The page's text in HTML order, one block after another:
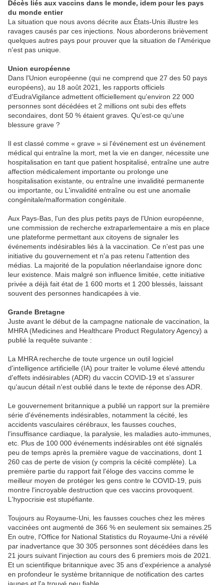
Décès liés aux vaccins dans le monde, idem pour les pays
du monde entier
La situation que nous avons décrite aux États-Unis illustre les
ravages causés par ces injections. Nous aborderons brièvement
quelques autres pays pour prouver que la situation de l'Amérique
n'est pas unique.
Union européenne
Dans l'Union européenne (qui ne comprend que 27 des 50 pays
européens), au 18 août 2021, les rapports officiels
d'EudraVigilance admettent officiellement qu'environ 22 000
personnes sont décédées et 2 millions ont subi des effets
secondaires, dont 50 % étaient graves. Qu'est-ce qu'une
blessure grave ?
Il est classé comme « grave » si l'événement est un événement
médical qui entraîne la mort, met la vie en danger, nécessite une
hospitalisation en tant que patient hospitalisé, entraîne une autre
affection médicalement importante ou prolonge une
hospitalisation existante, ou entraîne une invalidité permanente
ou importante, ou L'invalidité entraîne ou est une anomalie
congénitale/malformation congénitale.
Aux Pays-Bas, l'un des plus petits pays de l'Union européenne,
une commission de recherche extraparlementaire a mis en place
une plateforme permettant aux citoyens de signaler les
événements indésirables liés à la vaccination. Ce n'est pas une
initiative du gouvernement et n'a pas retenu l'attention des
médias. La majorité de la population néerlandaise ignore donc
leur existence. Mais malgré son influence limitée, cette initiative
privée a déjà fait état de 1 600 morts et 1 200 blessés, laissant
souvent des personnes handicapées à vie.
Grande Bretagne
Juste avant le début de la campagne nationale de vaccination, la
MHRA (Medicines and Healthcare Product Regulatory Agency) a
publié la requête suivante :
La MHRA recherche de toute urgence un outil logiciel
d'intelligence artificielle (IA) pour traiter le volume élevé attendu
d'effets indésirables (ADR) du vaccin COVID-19 et s'assurer
qu'aucun détail n'est oublié dans le texte de réponse des ADR.
Le gouvernement britannique a publié un rapport sur la première
série d'événements indésirables, notamment la cécité, les
accidents vasculaires cérébraux, les fausses couches,
l'insuffisance cardiaque, la paralysie, les maladies auto-immunes,
etc. Plus de 100 000 événements indésirables ont été signalés
peu de temps après la première vague de vaccinations, dont 1
260 cas de perte de vision (y compris la cécité complète). La
première partie du rapport fait l'éloge des vaccins comme le
meilleur moyen de protéger les gens contre le COVID-19, puis
montre l'incroyable destruction que ces vaccins provoquent.
L'hypocrisie est stupéfiante.
Toujours au Royaume-Uni, les fausses couches chez les mères
vaccinées ont augmenté de 366 % en seulement six semaines.25
En outre, l'Office for National Statistics du Royaume-Uni a révélé
par inadvertance que 30 305 personnes sont décédées dans les
21 jours suivant l'injection au cours des 6 premiers mois de 2021.
Et un scientifique britannique avec 35 ans d'expérience a analysé
en profondeur le système britannique de notification des cartes